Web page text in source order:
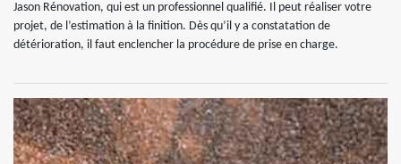
Jason Rénovation, qui est un professionnel qualifié. Il peut réaliser votre
projet, de l’estimation à la finition. Dès qu’il y a constatation de
détérioration, il faut enclencher la procédure de prise en charge.